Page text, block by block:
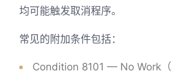
均可能触发取消程序。
常见的附加条件包括：
Condition 8101 — No Work